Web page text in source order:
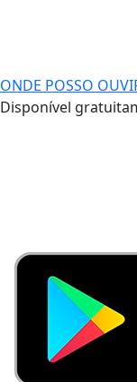
ONDE POSSO
Disponível